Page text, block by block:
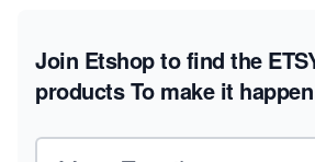
Join Etshop to find the
productsTo make it
Email address